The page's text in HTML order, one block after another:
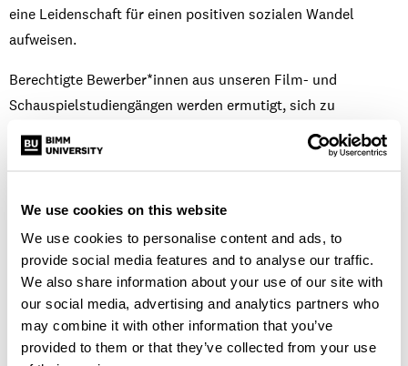
We use cookies on this website
We use cookies to personalise content and ads, to
provide social media features and to analyse our traffic.
We also share information about your use of our site with
our social media, advertising and analytics partners who
may combine it with other information that you’ve
provided to them or that they’ve collected from your use
eine Leidenschaft für einen positiven sozialen Wandel
aufweisen.
Berechtigte Bewerber*innen aus unseren Film- und
Schauspielstudiengängen werden ermutigt, sich zu
bewerben.
helfen, deine Ziele zu erreichen.
Wer kann sich